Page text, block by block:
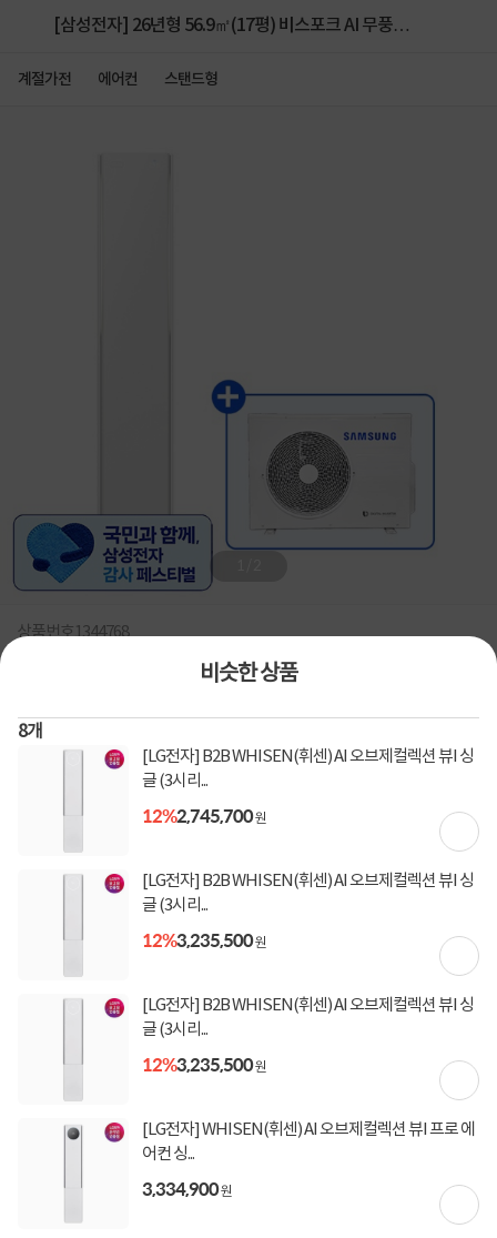
[삼성전자] 26년형 56.9㎡(17평) 비스포크 AI 무풍콤보
계절가전 에어컨 스탠드형
비슷한 상품
8개
[LG전자] B2B WHISEN(휘센) AI 오브제컬렉션 뷰I 싱
글 (3시리...
12%2,745,700원
[LG전자] B2B WHISEN(휘센) AI 오브제컬렉션 뷰I 싱
글 (3시리...
12%3,235,500원
[LG전자] B2B WHISEN(휘센) AI 오브제컬렉션 뷰I 싱
글 (3시리...
12%3,235,500원
[LG전자] WHISEN(휘센) AI 오브제컬렉션 뷰I 프로 에
어컨 싱...
3,334,900원
상품번호1344768
[삼성전자] 26년형 56.9㎡(17평) 비스포크 AI 무풍콤보 갤러
리 프로 스탠드 에어컨 AF90H17D38WS [실외기 포함, 전국
기본설치 무료]
삼성스탠드에어컨,에어컨설치,에어컨냉방,에어컨실외기,에어컨설치비용,에어콘가격,
풍/54~59㎡(18평)/스탠드형 에어컨
(1,000,000원 이상 결제 시)
[국민카드] 50,000원 즉시할인 (1,000,000원 이상
[토스페이 X 농협카드] 5% 즉시할인 (800,000원 이
상 결제 시)
무이자 할부혜택
무이자 무이자무이자